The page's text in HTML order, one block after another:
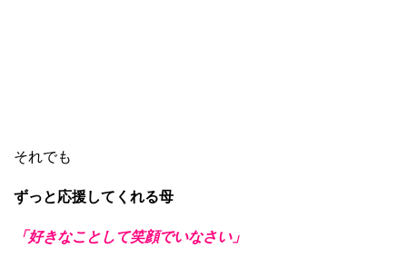
それでも
ずっと応援してくれる母
「好きなことして笑顔でいなさい」